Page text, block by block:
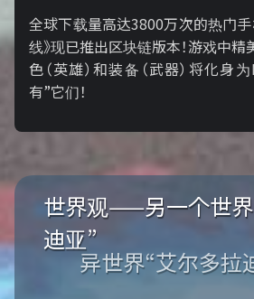
全球下载量高达3800万次的热门手
线》现已推出区块链版本！游戏中
色（英雄）和装备（武器）将化身
有”它们！
世界观——另一个世
迪亚”
异世界“艾尔多拉